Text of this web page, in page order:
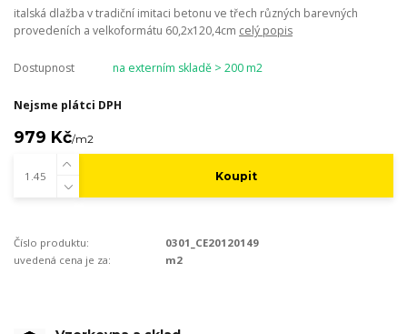
italská dlažba v tradiční imitaci betonu ve třech různých barevných
provedeních a velkoformátu 60,2x120,4cm celý popis
Dostupnost na externím skladě > 200 m2
Nejsme plátci DPH
979 Kč/m2
Koupit
Číslo produktu:
0301_CE20120149
uvedená cena je za:
m2